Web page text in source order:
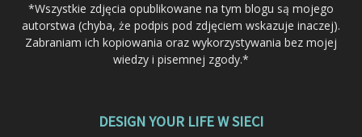
*Wszystkie zdjęcia opublikowane na tym blogu są mojego
autorstwa (chyba, że podpis pod zdjęciem wskazuje inaczej).
Zabraniam ich kopiowania oraz wykorzystywania bez mojej
wiedzy i pisemnej zgody.*
DESIGN YOUR LIFE W SIECI